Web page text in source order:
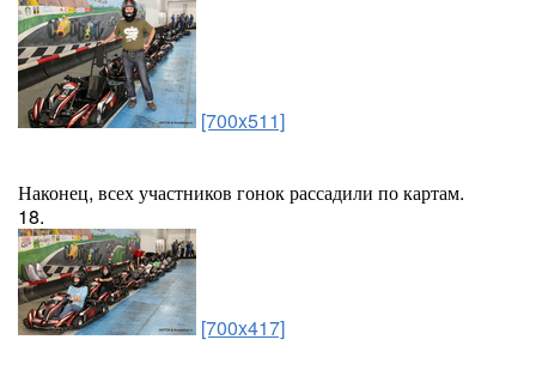
[700x511]
Наконец, всех участников гонок рассадили по картам.
18.
[700x417]